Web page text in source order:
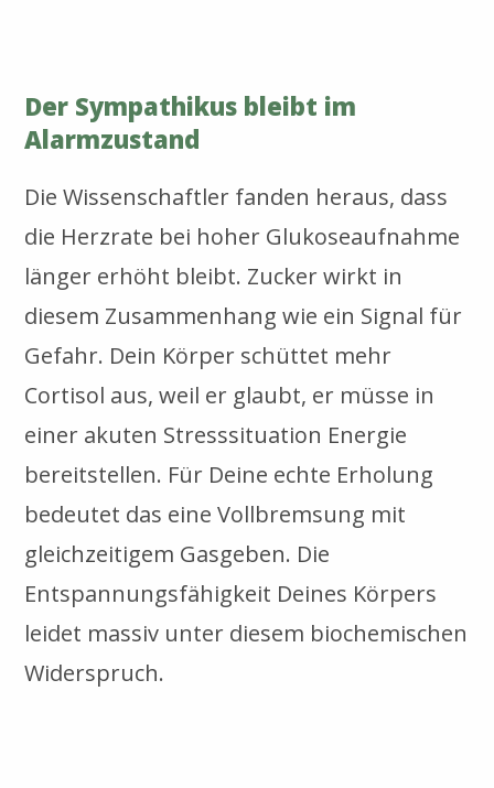
Der Sympathikus bleibt im
Alarmzustand
Die Wissenschaftler fanden heraus, dass
die Herzrate bei hoher Glukoseaufnahme
länger erhöht bleibt. Zucker wirkt in
diesem Zusammenhang wie ein Signal für
Gefahr. Dein Körper schüttet mehr
Cortisol aus, weil er glaubt, er müsse in
einer akuten Stresssituation Energie
bereitstellen. Für Deine echte Erholung
bedeutet das eine Vollbremsung mit
gleichzeitigem Gasgeben. Die
Entspannungsfähigkeit Deines Körpers
leidet massiv unter diesem biochemischen
Widerspruch.